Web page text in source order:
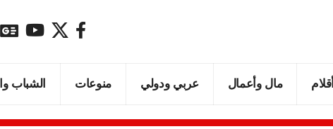
أقلام مال وأعمال عربي ودولي منوعات الشباب